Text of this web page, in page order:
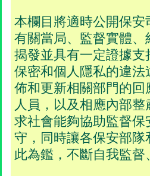
本欄目將適時公開保安
有關當局、監督實體、
揭發並具有一定證據
保密和個人隱私的違法
佈和更新相關部門的回
人員，以及相應內部
求社會能夠協助監督保
守，同時讓各保安部隊
此為鑑，不斷自我監督